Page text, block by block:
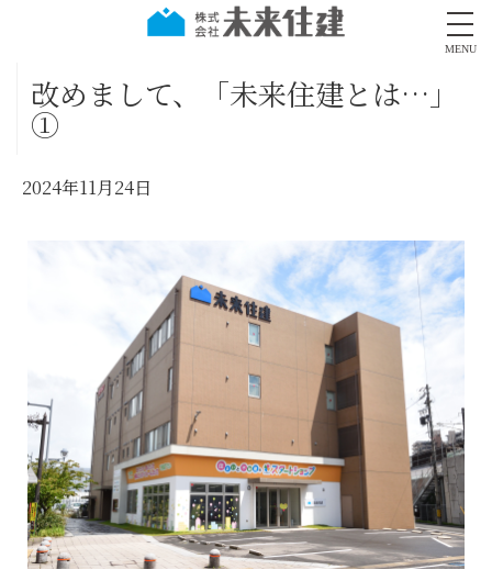
MENU
改めまして、「未来住建とは…」
①
2024年11月24日